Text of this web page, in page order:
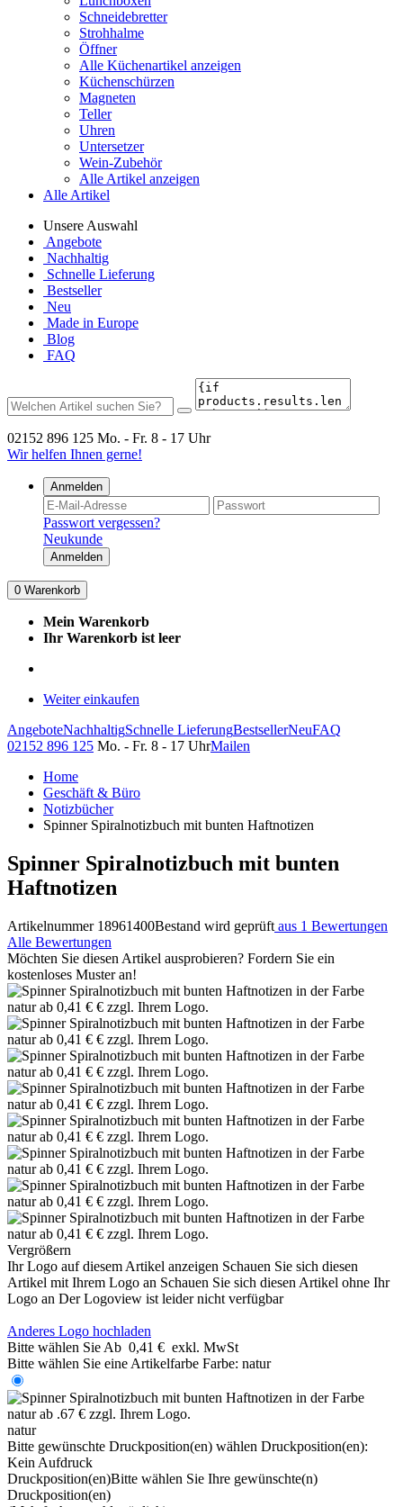
Schneidebretter
Strohhalme
Öffner
Alle Küchenartikel anzeigen
Küchenschürzen
Magneten
Teller
Uhren
Untersetzer
Wein-Zubehör
Alle Artikel anzeigen
Alle Artikel
Unsere Auswahl
Angebote
Nachhaltig
Schnelle Lieferung
Bestseller
Neu
Made in Europe
Blog
FAQ
02152 896 125 Mo. - Fr. 8 - 17 Uhr
Wir helfen Ihnen gerne!
Anmelden
Passwort vergessen?
Neukunde
Anmelden
0 Warenkorb
Mein Warenkorb
Ihr Warenkorb ist leer
Weiter einkaufen
AngeboteNachhaltigSchnelle LieferungBestsellerNeuFAQ
02152 896 125 Mo. - Fr. 8 - 17 UhrMailen
Home
Geschäft & Büro
Notizbücher
Spinner Spiralnotizbuch mit bunten Haftnotizen
Spinner Spiralnotizbuch mit bunten
Haftnotizen
Artikelnummer 18961400Bestand wird geprüft aus 1 Bewertungen
Alle Bewertungen
Möchten Sie diesen Artikel ausprobieren? Fordern Sie ein
kostenloses Muster an!
Vergrößern
Ihr Logo auf diesem Artikel anzeigen Schauen Sie sich diesen
Artikel mit Ihrem Logo an Schauen Sie sich diesen Artikel ohne Ihr
Logo an Der Logoview ist leider nicht verfügbar
Anderes Logo hochladen
Bitte wählen Sie Ab 0,41 € exkl. MwSt
Bitte wählen Sie eine Artikelfarbe Farbe: natur
natur
Bitte gewünschte Druckposition(en) wählen Druckposition(en):
Kein Aufdruck
Druckposition(en)Bitte wählen Sie Ihre gewünschte(n)
Druckposition(en)